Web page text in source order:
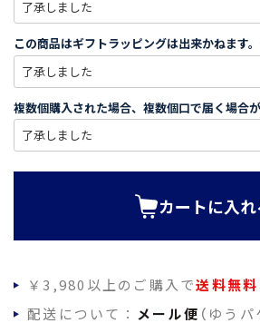
この商品はギフトラッピングは出来かねます。
複数個購入された場合、複数個口で届く場合が
カートに入れ
￥3,980以上のご購入で送料無料
配送について： メール便 （ゆう